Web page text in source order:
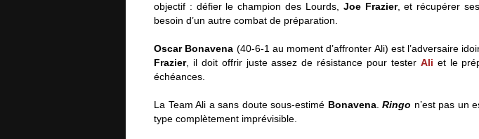
objectif : défier le champion des Lourds, Joe Frazier, et récupérer
besoin d’un autre combat de préparation.
Oscar Bonavena (40-6-1 au moment d’affronter Ali) est l’adversaire
Frazier, il doit offrir juste assez de résistance pour tester Ali et le
échéances.
La Team Ali a sans doute sous-estimé Bonavena. Ringo n’est pas un
type complètement imprévisible.